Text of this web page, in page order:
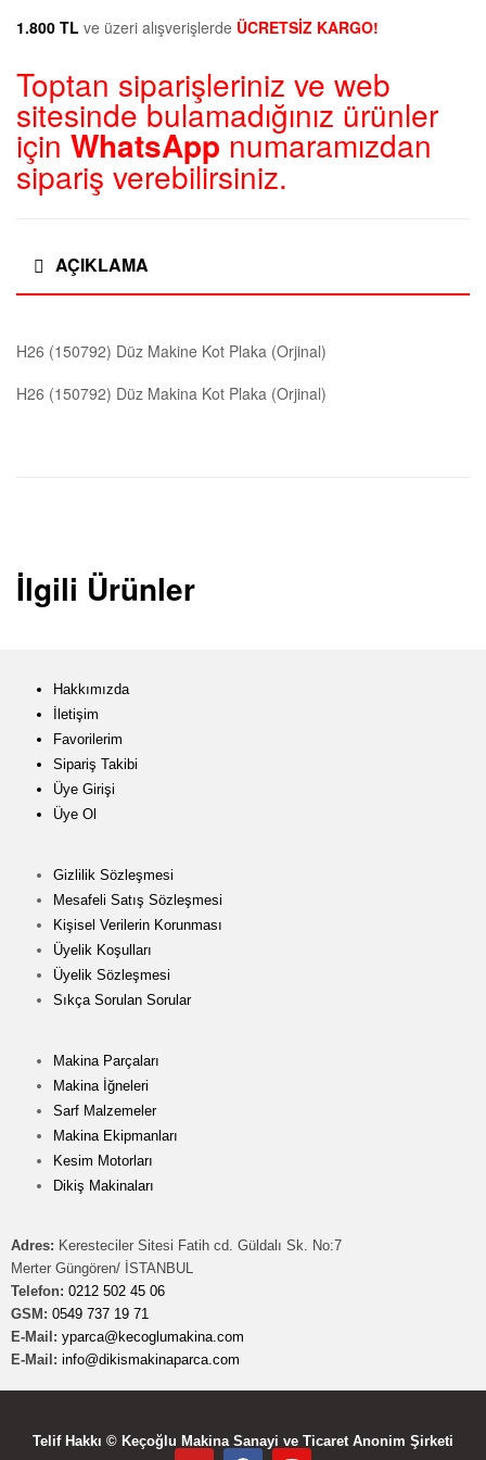
1.800 TL ve üzeri alışverişlerde ÜCRETSİZ KARGO!
Toptan siparişleriniz ve web
sitesinde bulamadığınız ürünler
için WhatsApp numaramızdan
sipariş verebilirsiniz.
AÇIKLAMA
H26 (150792) Düz Makine Kot Plaka (Orjinal)
H26 (150792) Düz Makina Kot Plaka (Orjinal)
İlgili Ürünler
Hakkımızda
İletişim
Favorilerim
Sipariş Takibi
Üye Girişi
Üye Ol
Gizlilik Sözleşmesi
Mesafeli Satış Sözleşmesi
Kişisel Verilerin Korunması
Üyelik Koşulları
Üyelik Sözleşmesi
Sıkça Sorulan Sorular
Makina Parçaları
Makina İğneleri
Sarf Malzemeler
Makina Ekipmanları
Kesim Motorları
Dikiş Makinaları
Adres: Keresteciler Sitesi Fatih cd. Güldalı Sk. No:7
Merter Güngören/ İSTANBUL
Telefon: 0212 502 45 06
GSM: 0549 737 19 71
E-Mail: yparca@kecoglumakina.com
E-Mail: info@dikismakinaparca.com
Telif Hakkı © Keçoğlu Makina Sanayi ve Ticaret Anonim Şirketi